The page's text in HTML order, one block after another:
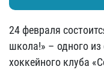
24 февраля
школа!» – одного
хоккейного клуба